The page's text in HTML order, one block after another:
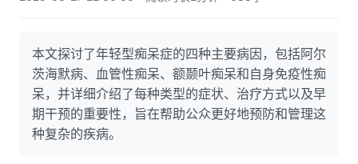
本文探讨了年轻型痴呆症的四种主要病因，包括阿尔
茨海默病、血管性痴呆、额颞叶痴呆和自身免疫性痴
呆，并详细介绍了每种类型的症状、治疗方式以及早
期干预的重要性，旨在帮助公众更好地预防和管理这
种复杂的疾病。